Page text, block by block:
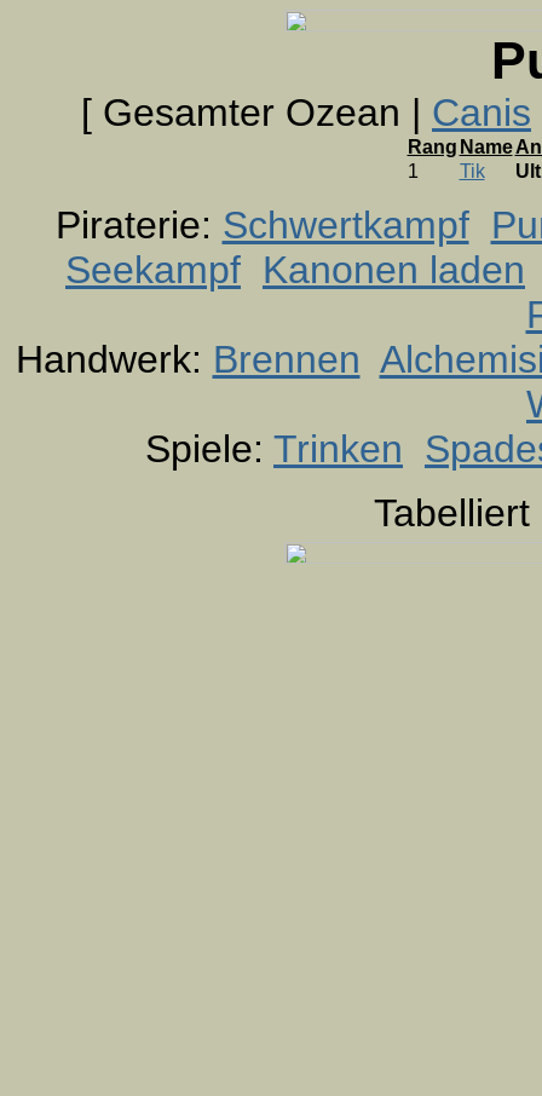
[ Gesamter Ozean | Canis
Rang Name
1
Tik
Piraterie: Schwertkampf
Seekampf Kanonen laden
Handwerk: Brennen
Spiele: Trinken